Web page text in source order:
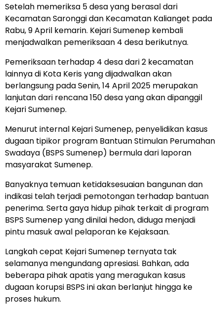
Setelah memeriksa 5 desa yang berasal dari
Kecamatan Saronggi dan Kecamatan Kalianget pada
Rabu, 9 April kemarin. Kejari Sumenep kembali
menjadwalkan pemeriksaan 4 desa berikutnya.
Pemeriksaan terhadap 4 desa dari 2 kecamatan
lainnya di Kota Keris yang dijadwalkan akan
berlangsung pada Senin, 14 April 2025 merupakan
lanjutan dari rencana 150 desa yang akan dipanggil
Kejari Sumenep.
Menurut internal Kejari Sumenep, penyelidikan kasus
dugaan tipikor program Bantuan Stimulan Perumahan
Swadaya (BSPS Sumenep) bermula dari laporan
masyarakat Sumenep.
Banyaknya temuan ketidaksesuaian bangunan dan
indikasi telah terjadi pemotongan terhadap bantuan
penerima. Serta gaya hidup pihak terkait di program
BSPS Sumenep yang dinilai hedon, diduga menjadi
pintu masuk awal pelaporan ke Kejaksaan.
Langkah cepat Kejari Sumenep ternyata tak
selamanya mengundang apresiasi. Bahkan, ada
beberapa pihak apatis yang meragukan kasus
dugaan korupsi BSPS ini akan berlanjut hingga ke
proses hukum.